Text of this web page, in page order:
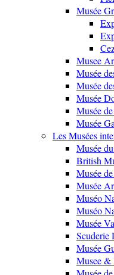
Musée
Musee
Musée
Musée
Musée
Musée
Musée
Les Musées
Musée
British
Musée
Musée
Muséo
Muséo
Musée
Scuderie
Musée
Musee &